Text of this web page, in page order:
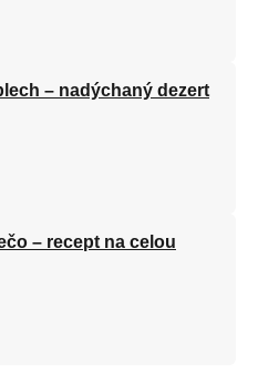
– nadýchaný dezert
– recept na celou